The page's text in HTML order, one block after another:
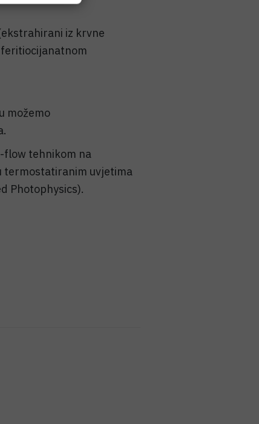
iz krvne
možemo
flow tehnikom na
termostatiranim uvjetima
Photophysics).